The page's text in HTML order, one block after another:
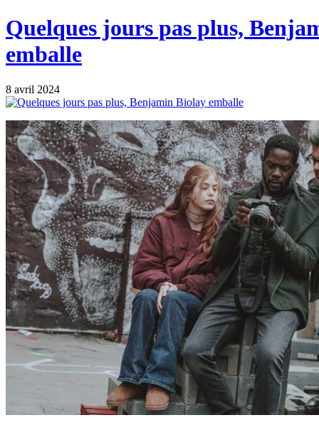
Quelques jours pas plus,
emballe
8 avril 2024